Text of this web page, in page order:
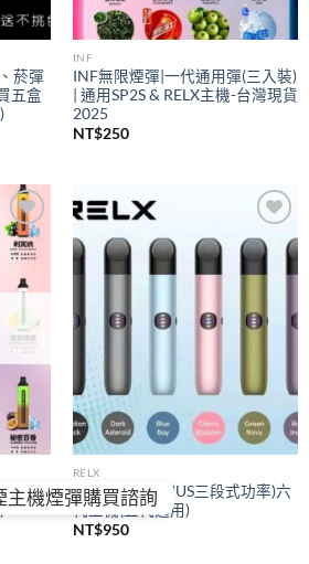
菸彈
五盒
INF
INF無限煙彈|一代通用彈(三入裝)
| 通用SP2S & RELX主機-台灣現貨
2025
NT$250
Add to
wishlist
買五
Add to
wishlist
RELX
RELX悅刻
(PIUS三段式功率)六
代主機(五代通用)
NT$950
主機煙彈購買諮詢